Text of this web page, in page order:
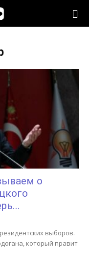
о
выборов.
который правит